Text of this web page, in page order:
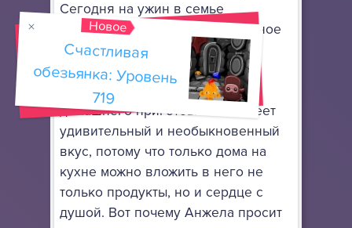
Сегодня на ужин в семье
говорящих друзей замечательное
новое блюдо, которое кошка
Анжела давно собиралась
приготовить. Томатный пирог
домашнего приготовления имеет
удивительный и необыкновенный
вкус, потому что только дома на
кухне можно вложить в него не
только продукты, но и сердце с
душой. Вот почему Анжела просит
Новое
Счастливая
обезьянка: Уровень
719